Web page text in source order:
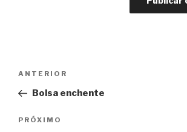
Post
Anterior
ANTERIOR
Bolsa enchente
Próximo
PRÓXIMO